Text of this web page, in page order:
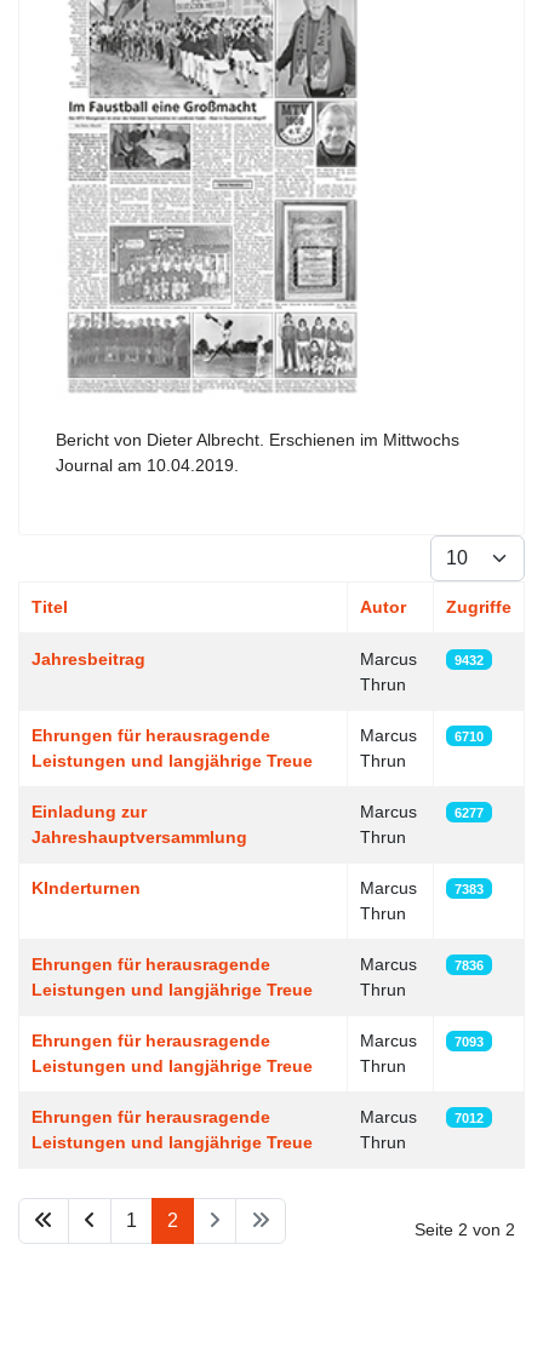
Bericht von Dieter Albrecht. Erschienen im Mittwochs
Journal am 10.04.2019.
Anzeige #
Titel Autor Zugriffe
Jahresbeitrag
Marcus
Thrun
9432
Ehrungen für herausragende
Leistungen und langjährige Treue
Marcus
Thrun
6710
Einladung zur
Jahreshauptversammlung
Marcus
Thrun
6277
KInderturnen
Marcus
Thrun
7383
Ehrungen für herausragende
Leistungen und langjährige Treue
Marcus
Thrun
7836
Ehrungen für herausragende
Leistungen und langjährige Treue
Marcus
Thrun
7093
Ehrungen für herausragende
Leistungen und langjährige Treue
Marcus
Thrun
7012
Seite 2 von 2
1 2